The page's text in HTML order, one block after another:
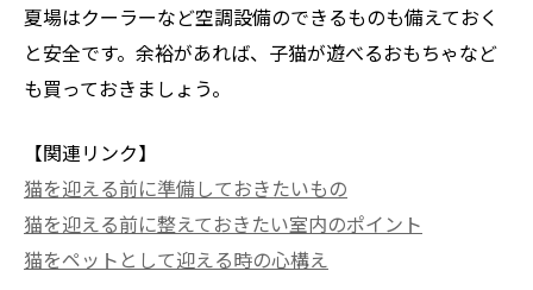
夏場はクーラーなど空調設備のできるものも備えておく
と安全です。余裕があれば、子猫が遊べるおもちゃなど
も買っておきましょう。
【関連リンク】
猫を迎える前に準備しておきたいもの
猫を迎える前に整えておきたい室内のポイント
猫をペットとして迎える時の心構え